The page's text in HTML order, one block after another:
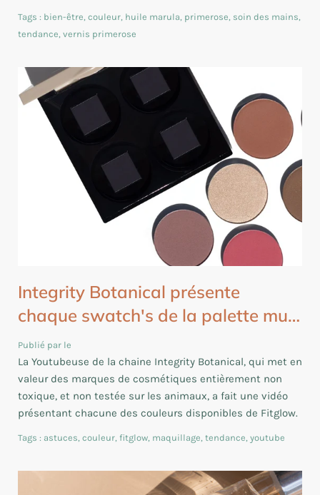
Tags : bien-être, couleur, huile marula, primerose, soin des mains,
tendance, vernis primerose
Integrity Botanical présente
chaque swatch's de la palette mu…
Publié par le
La Youtubeuse de la chaine Integrity Botanical, qui met en
valeur des marques de cosmétiques entièrement non
toxique, et non testée sur les animaux, a fait une vidéo
présentant chacune des couleurs disponibles de Fitglow.
Tags : astuces couleur fitglow maquillage tendance youtube